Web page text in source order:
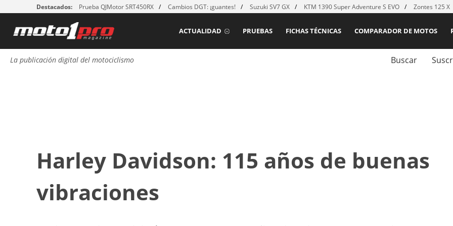
Destacados: Prueba QJMotor SRT450RX Cambios DGT: ¡guantes! Suzuki SV7 GX KTM 1390 Super Adventure S EVO Zontes 125 X
COMPARADOR DE MOTOS
FICHAS TÉCNICAS
PRUEBAS
ACTUALIDAD
La publicación digital del motociclismo Buscar
Harley Davidson: 115 años de buenas
vibraciones